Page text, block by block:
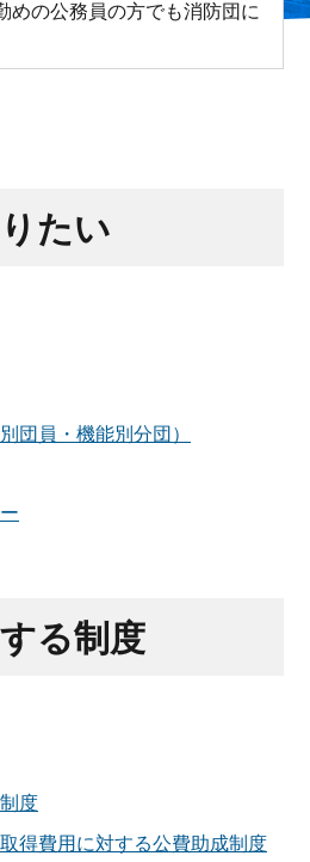
めの公務員の方でも消防団に
たい
団員・機能別分団）
る制度
度
得費用に対する公費助成制度